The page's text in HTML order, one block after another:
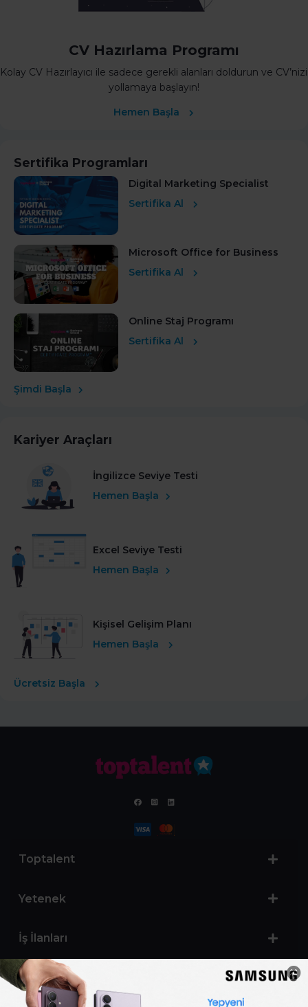
CV Hazırlama Programı
Kolay CV Hazırlayıcı ile sadece gerekli alanları doldurun ve CV’nizi
yollamaya başlayın!
Hemen Başla
Sertifika Programları
Digital Marketing Specialist
Sertifika Al
Microsoft Office for Business
Sertifika Al
Online Staj Programı
Sertifika Al
Şimdi Başla
Kariyer Araçları
İngilizce Seviye Testi
Hemen Başla
Excel Seviye Testi
Hemen Başla
Kişisel Gelişim Planı
Hemen Başla
Ücretsiz Başla
Toptalent
Yetenek
İş İlanları
Sertifika Programları